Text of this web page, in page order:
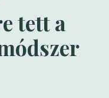
tett a